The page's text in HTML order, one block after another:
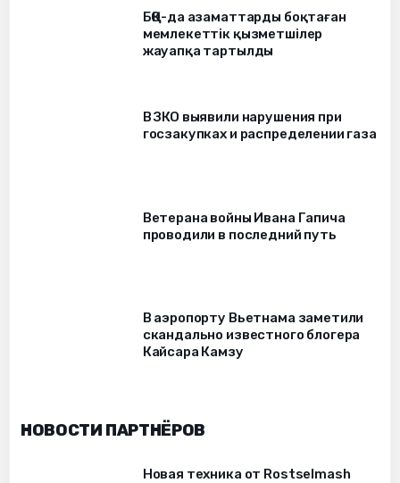
БҚО-да азаматтарды боқтаған
мемлекеттік қызметшілер
жауапқа тартылды
В ЗКО выявили нарушения при
госзакупках и распределении газа
Ветерана войны Ивана Гапича
проводили в последний путь
В аэропорту Вьетнама заметили
скандально известного блогера
Кайсара Камзу
НОВОСТИ ПАРТНЁРОВ
Новая техника от Rostselmash